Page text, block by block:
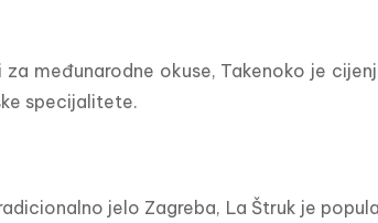
međunarodne okuse, Takenoko je
specijalitete.
jelo Zagreba, La Štruk je